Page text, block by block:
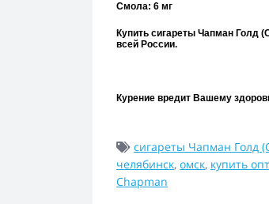
Смола: 6 мг
Купить сигареты Чапман Голд
всей России.
Курение вредит Вашему
сигареты Чапман Голд
челябинск, омск, купить
Chapman